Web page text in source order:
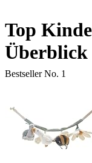
Top
Überblick
Bestseller No. 1